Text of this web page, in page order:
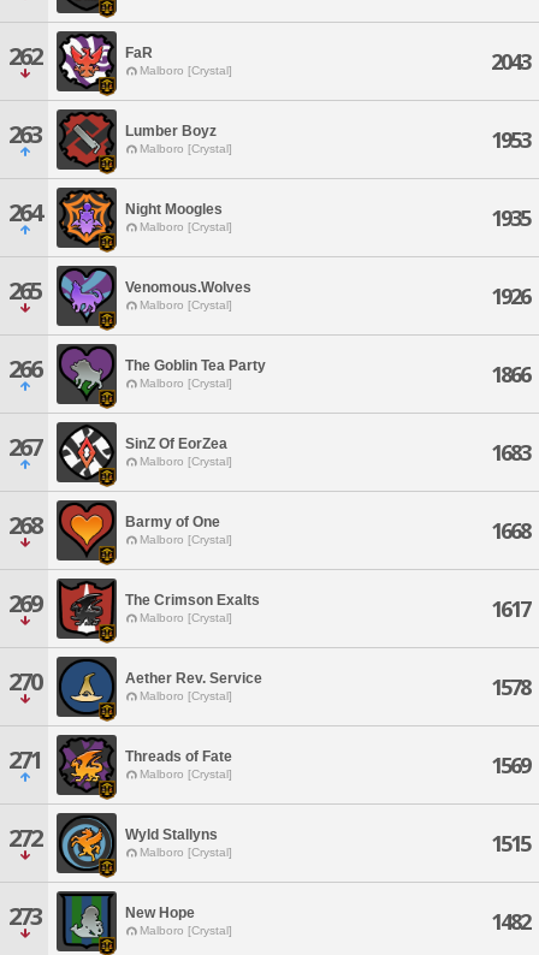
262 FaR
Malboro [Crystal] 2043
263 Lumber Boyz
Malboro [Crystal] 1953
264 Night Moogles
Malboro [Crystal] 1935
265 Venomous.Wolves
Malboro [Crystal] 1926
266 The Goblin Tea Party
Malboro [Crystal] 1866
267 SinZ Of EorZea
Malboro [Crystal] 1683
268 Barmy of One
Malboro [Crystal] 1668
269 The Crimson Exalts
Malboro [Crystal] 1617
270 Aether Rev. Service
Malboro [Crystal] 1578
271 Threads of Fate
Malboro [Crystal] 1569
272 Wyld Stallyns
Malboro [Crystal] 1515
273 New Hope
Malboro [Crystal] 1482